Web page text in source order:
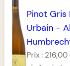
Pinot Gris
Urbain-
Prix :